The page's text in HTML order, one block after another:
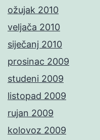
ožujak 2010
veljača 2010
siječanj 2010
prosinac 2009
studeni 2009
listopad 2009
rujan 2009
kolovoz 2009